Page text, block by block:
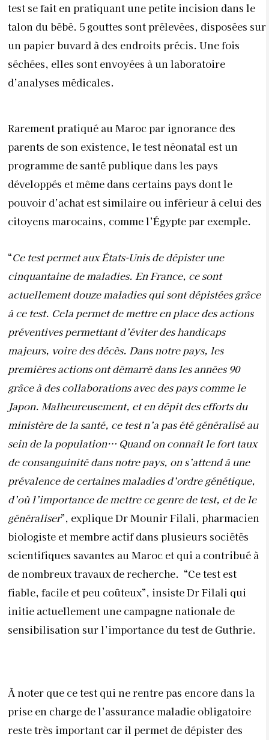
test se fait en pratiquant une petite incision dans le
talon du bébé. 5 gouttes sont prélevées, disposées sur
un papier buvard à des endroits précis. Une fois
séchées, elles sont envoyées à un laboratoire
d’analyses médicales.
Rarement pratiqué au Maroc par ignorance des
parents de son existence, le test néonatal est un
programme de santé publique dans les pays
développés et même dans certains pays dont le
pouvoir d’achat est similaire ou inférieur à celui des
citoyens marocains, comme l’Égypte par exemple.
“Ce test permet aux États-Unis de dépister une
cinquantaine de maladies. En France, ce sont
actuellement douze maladies qui sont dépistées grâce
à ce test. Cela permet de mettre en place des actions
préventives permettant d’éviter des handicaps
majeurs, voire des décès. Dans notre pays, les
premières actions ont démarré dans les années 90
grâce à des collaborations avec des pays comme le
Japon. Malheureusement, et en dépit des efforts du
ministère de la santé, ce test n’a pas été généralisé au
sein de la population… Quand on connaît le fort taux
de consanguinité dans notre pays, on s’attend à une
prévalence de certaines maladies d’ordre génétique,
d’où l’importance de mettre ce genre de test, et de le
généraliser”, explique Dr Mounir Filali, pharmacien
biologiste et membre actif dans plusieurs sociétés
scientifiques savantes au Maroc et qui a contribué à
de nombreux travaux de recherche. “Ce test est
fiable, facile et peu coûteux”, insiste Dr Filali qui
initie actuellement une campagne nationale de
sensibilisation sur l’importance du test de Guthrie.
À noter que ce test qui ne rentre pas encore dans la
prise en charge de l’assurance maladie obligatoire
reste très important car il permet de dépister des